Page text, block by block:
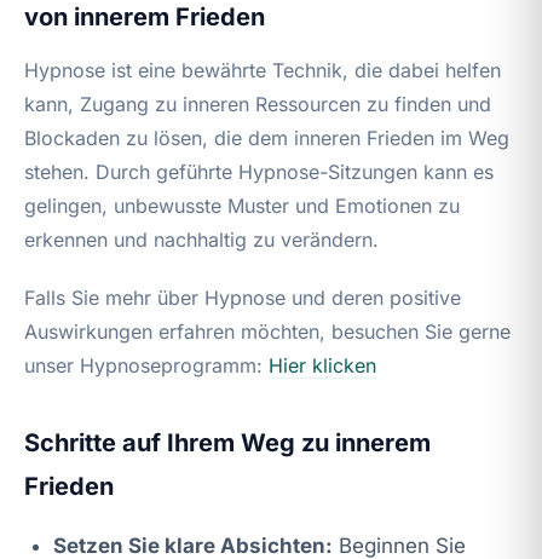
von innerem Frieden
Hypnose ist eine bewährte Technik, die dabei helfen
kann, Zugang zu inneren Ressourcen zu finden und
Blockaden zu lösen, die dem inneren Frieden im Weg
stehen. Durch geführte Hypnose-Sitzungen kann es
gelingen, unbewusste Muster und Emotionen zu
erkennen und nachhaltig zu verändern.
Falls Sie mehr über Hypnose und deren positive
Auswirkungen erfahren möchten, besuchen Sie gerne
unser Hypnoseprogramm: Hier klicken
Schritte auf Ihrem Weg zu innerem
Frieden
Setzen Sie klare Absichten: Beginnen Sie